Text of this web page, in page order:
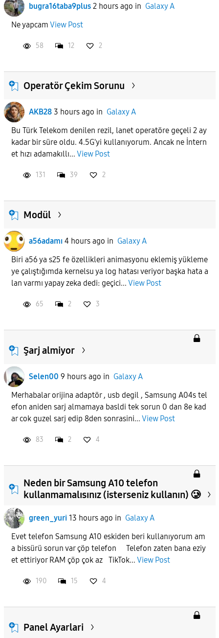
bugra16taba9plus 2 hours ago in Galaxy A
Ne yapcam View Post
58 12 2
Operatör Çekim Sorunu
AKB28 3 hours ago in Galaxy A
Bu Türk Telekom denilen rezil, lanet operatöre geçeli 2 ay
kadar bir süre oldu. 4.5G'yi kullanıyorum. Ancak ne İntern
et hızı adamakıllı... View Post
131 39 2
Modül
a56adamı 4 hours ago in Galaxy A
Biri a56 ya s25 fe özellikleri animasyonu eklemiş yükleme
ye çalıştığımda kernelsu ya log hatası veriyor başka hata a
lan varmı yapay zeka dedi: geçici... View Post
65 2 3
Şarj almiyor
Selen00 9 hours ago in Galaxy A
Merhabalar orijina adaptör , usb degil , Samsung A04s tel
efon aniden sarj almamaya basldi tek sorun 0 dan 8e kad
ar cok guzel sarj edip 8den sonrasini... View Post
83 2 4
Neden bir Samsung A10 telefon
kullanmamalısınız (isterseniz kullanın) 🥲
green_yuri 13 hours ago in Galaxy A
Evet telefon Samsung A10 eskiden beri kullanıyorum am
a bissürü sorun var çöp telefon Telefon zaten bana eziy
et ettiriyor RAM çöp çok az TikTok... View Post
190 15 4
Panel Ayarlari